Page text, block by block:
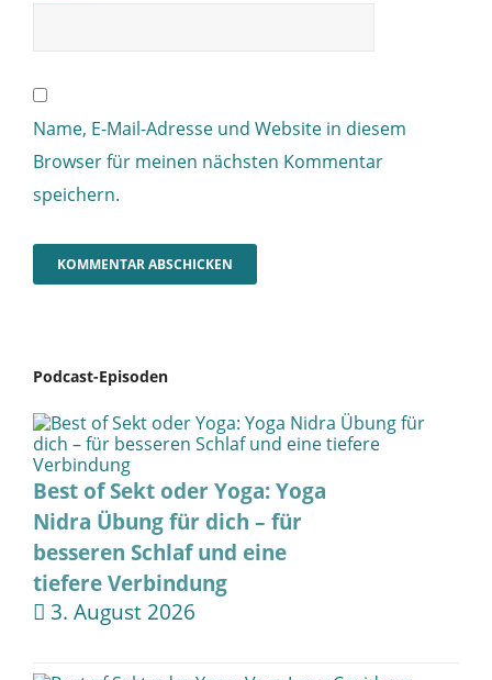
Name, E-Mail-Adresse und Website in diesem
Browser für meinen nächsten Kommentar
speichern.
Podcast-Episoden
Best of Sekt oder Yoga: Yoga
Nidra Übung für dich – für
besseren Schlaf und eine
tiefere Verbindung
3. August 2026